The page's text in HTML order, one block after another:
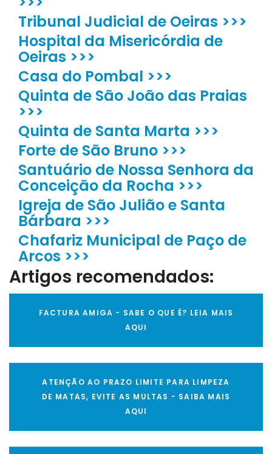
Tribunal Judicial de Oeiras >>>
Hospital da Misericórdia de
Oeiras >>>
Casa do Pombal >>>
Quinta de São João das Praias
>>>
Quinta de Santa Marta >>>
Forte de São Bruno >>>
Santuário de Nossa Senhora da
Conceição da Rocha >>>
Igreja de São Julião e Santa
Bárbara >>>
Chafariz Municipal de Paço de
Arcos >>>
Artigos recomendados:
FACTURA AMIGA - SABE O QUE É? LEIA MAIS
AQUI
ATENÇÃO AO PRAZO LIMITE PARA LIMPEZA
DE MATAS, EVITE AS MULTAS - SAIBA MAIS
AQUI